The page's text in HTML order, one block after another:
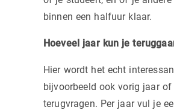
binnen een halfuur klaar.
Hoeveel jaar kun je
Hier wordt het echt
bijvoorbeeld ook vorig jaar
terugvragen. Per jaar vul je